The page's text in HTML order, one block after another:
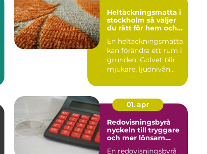
Heltäckningsmatta i
stockholm så väljer
du rätt för hem och
En heltäckningsmatta
kan förändra ett rum i
grunden. Golvet blir
mjukare, ljudnivån
01. apr
Redovisningsbyrå
nyckeln till tryggare
och mer lönsam
En redovisningsbyrå